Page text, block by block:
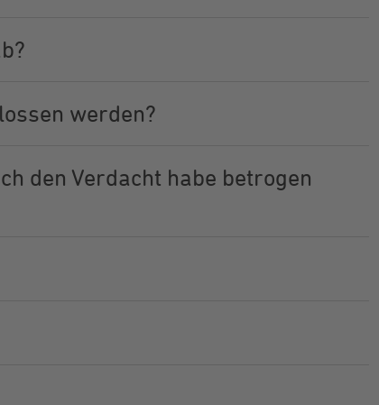
werden?
den Verdacht habe betrogen